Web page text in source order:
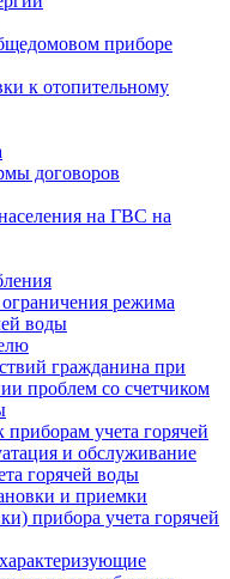
приборе
к отопительному
договоров
на ГВС на
режима
воды
гражданина при
проблем со счетчиком
приборам учета горячей
и обслуживание
горячей воды
и приемки
прибора учета горячей